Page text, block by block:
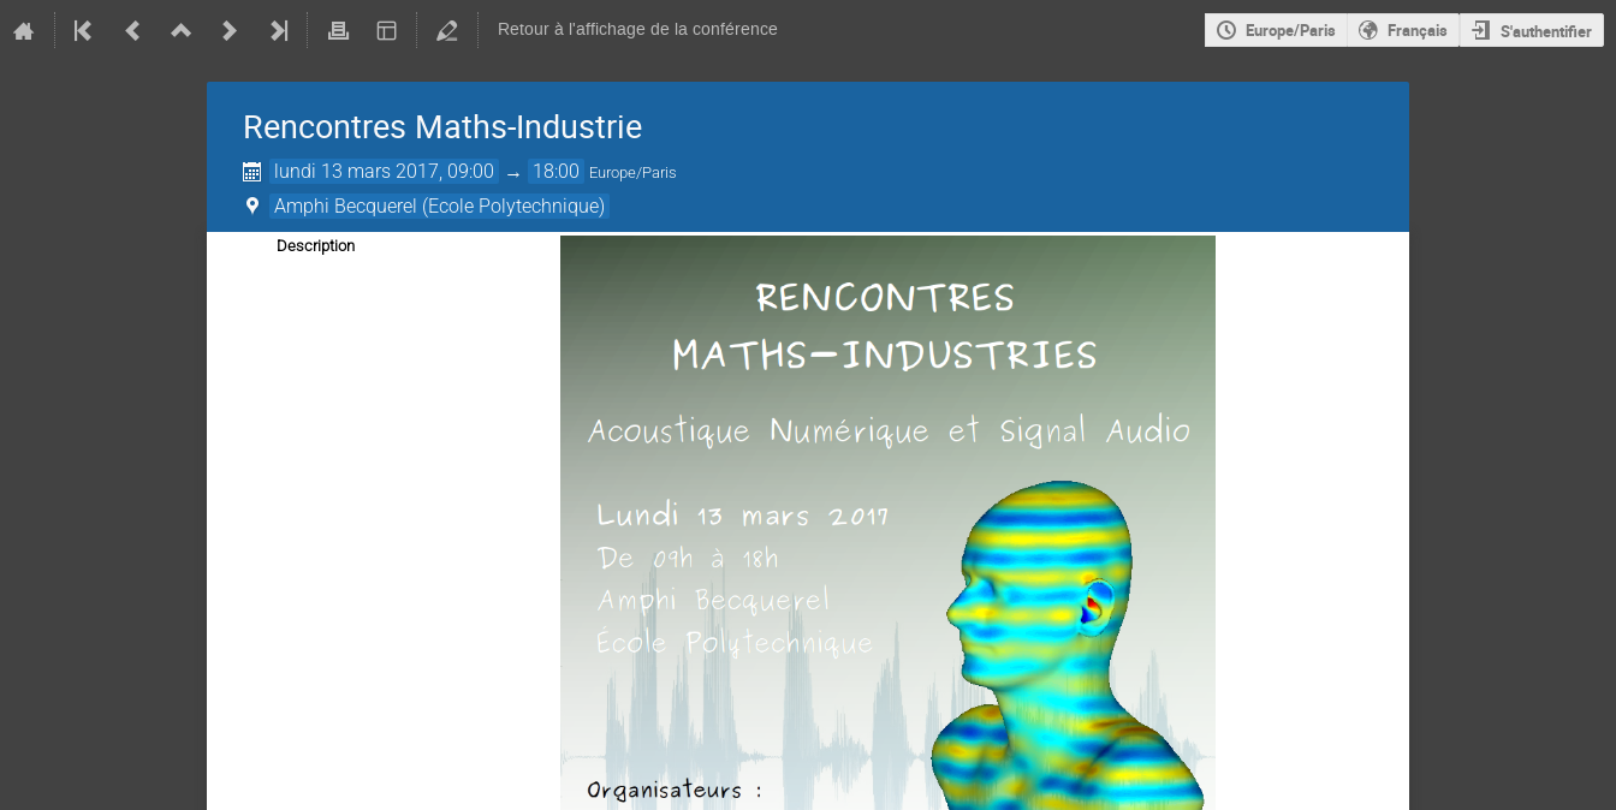
Retour à l'affichage de la conférence Europe/Paris Français S'authentifier
Rencontres Maths-Industrie
lundi 13 mars 2017, 09:00 → 18:00 Europe/Paris
Amphi Becquerel (Ecole Polytechnique)
Description